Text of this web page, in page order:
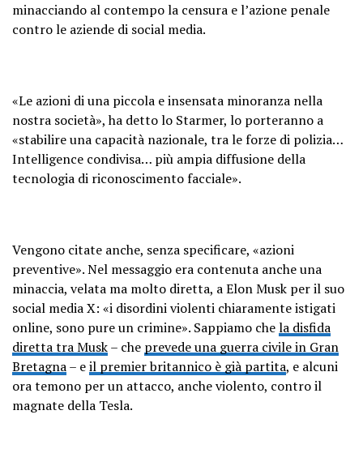
minacciando al contempo la censura e l’azione penale
contro le aziende di social media.
«Le azioni di una piccola e insensata minoranza nella
nostra società», ha detto lo Starmer, lo porteranno a
«stabilire una capacità nazionale, tra le forze di polizia…
Intelligence condivisa… più ampia diffusione della
tecnologia di riconoscimento facciale».
Vengono citate anche, senza specificare, «azioni
preventive». Nel messaggio era contenuta anche una
minaccia, velata ma molto diretta, a Elon Musk per il suo
social media X: «i disordini violenti chiaramente istigati
online, sono pure un crimine». Sappiamo chela disfida
diretta tra Musk– che prevede una guerra civile in Gran
Bretagna– eil premier britannico è già partita, e alcuni
ora temono per un attacco, anche violento, contro il
magnate della Tesla.